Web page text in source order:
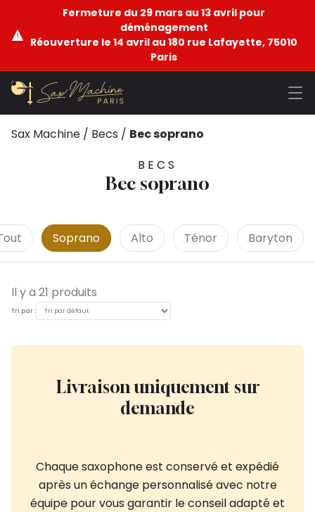
Fermeture du 29 mars au 13 avril pour
déménagement
Réouverture le 14 avril au 180 rue Lafayette, 75010
Paris
Sax Machine / Becs / Bec soprano
BECS
Bec soprano
Soprano Alto Ténor Baryton
Il y a 21 produits
Tri par :
Livraison uniquement sur
demande
Chaque saxophone est conservé et expédié
après un échange personnalisé avec notre
équipe pour vous garantir le conseil adapté et